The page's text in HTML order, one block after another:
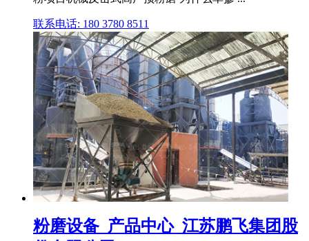
联系电话: 180 3780 8511
粉磨设备_产品中心_江苏鹏飞集团股